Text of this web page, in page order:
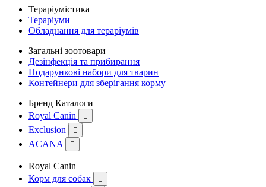
Тераріумістика
Тераріуми
Обладнання для тераріумів
Загальні зоотовари
Дезінфекція та прибирання
Подарункові набори для тварин
Контейнери для зберігання корму
Бренд Каталоги
Royal Canin

Exclusion 
ACANA 
Royal Canin
Корм для собак
